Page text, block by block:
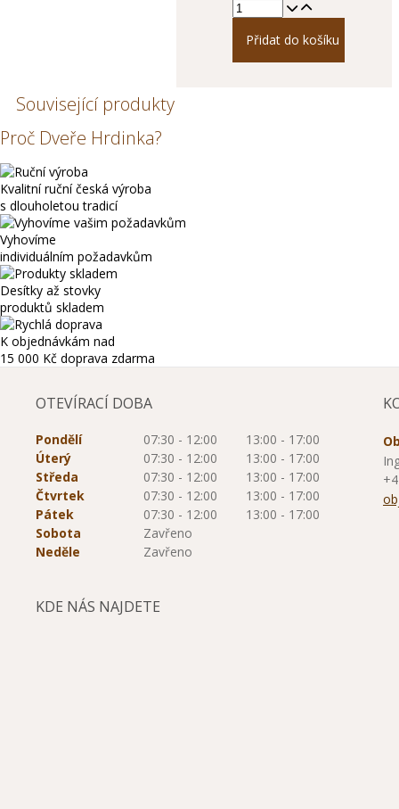
Přidat do košíku
Související produkty
Proč Dveře Hrdinka?
Kvalitní ruční česká výroba
s dlouholetou tradicí
Vyhovíme
individuálním požadavkům
Desítky až stovky
produktů skladem
K objednávkám nad
15 000 Kč doprava zdarma
OTEVÍRACÍ DOBA
Pondělí 07:30 - 12:00
13:00 - 17:00
Úterý
07:30 - 12:00
13:00 - 17:00
Středa
07:30 - 12:00
13:00 - 17:00
Čtvrtek
07:30 - 12:00
13:00 - 17:00
Pátek
07:30 - 12:00
13:00 - 17:00
Sobota
Zavřeno
Neděle
Zavřeno
KDE NÁS NAJDETE